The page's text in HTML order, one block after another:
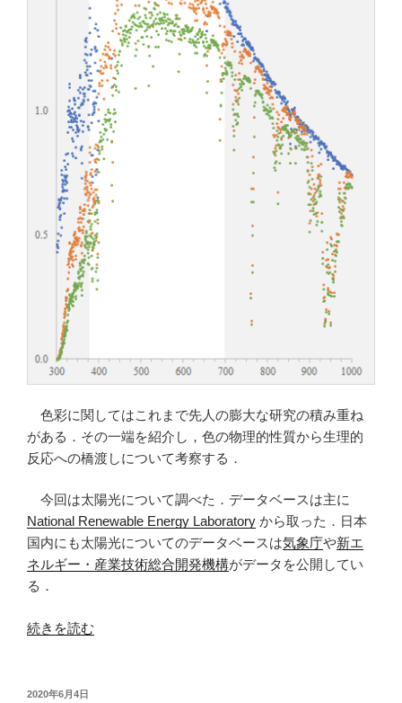
ピ
フ
す
る”
色彩に関してはこれまで先人の膨大な研究の積み重ね
がある．その一端を紹介し，色の物理的性質から生理的
反応への橋渡しについて考察する．
今回は太陽光について調べた．データベースは主に
National Renewable Energy Laboratory から取った．日本
国内にも太陽光についてのデータベースは気象庁や新エ
ネルギー・産業技術総合開発機構がデータを公開してい
る．
“色
覚
続きを読む
投
2020年6月4日